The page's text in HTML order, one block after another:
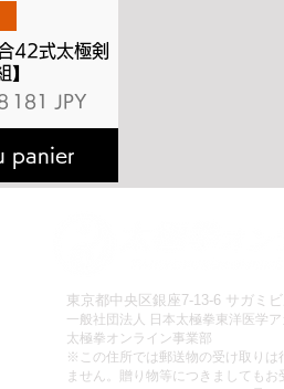
42式太極剣
】
promotionnel
181 JPY
panier
東京都中央区銀座7-13-6 サガミ
一般社団法人 日本太極拳東洋医学
太極拳オンライン事業部
​※この住所では郵送物の受け取りは
ません。贈り物等につきましてもお